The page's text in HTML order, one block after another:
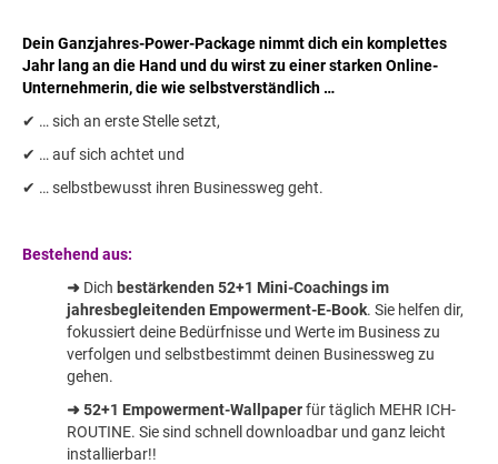
Dein Ganzjahres-Power-Package nimmt dich ein komplettes
Jahr lang an die Hand und du wirst zu einer starken Online-
Unternehmerin, die wie selbstverständlich …
✔ … sich an erste Stelle setzt,
✔ … auf sich achtet und
✔ … selbstbewusst ihren Businessweg geht.
Bestehend aus:
➜ Dich bestärkenden 52+1 Mini-Coachings im
jahresbegleitenden Empowerment-E-Book. Sie helfen dir,
fokussiert deine Bedürfnisse und Werte im Business zu
verfolgen und selbstbestimmt deinen Businessweg zu
gehen.
➜ 52+1 Empowerment-Wallpaperfür täglich MEHR ICH-
ROUTINE. Sie sind schnell downloadbar und ganz leicht
installierbar!!